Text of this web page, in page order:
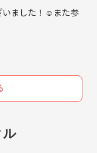
いました！☺️また参
ル